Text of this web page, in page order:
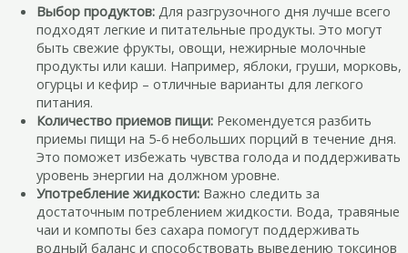
Выбор продуктов: Для разгрузочного дня лучше всего
подходят легкие и питательные продукты. Это могут
быть свежие фрукты, овощи, нежирные молочные
продукты или каши. Например, яблоки, груши, морковь,
огурцы и кефир – отличные варианты для легкого
питания.
Количество приемов пищи: Рекомендуется разбить
приемы пищи на 5-6 небольших порций в течение дня.
Это поможет избежать чувства голода и поддерживать
уровень энергии на должном уровне.
Употребление жидкости: Важно следить за
достаточным потреблением жидкости. Вода, травяные
чаи и компоты без сахара помогут поддерживать
водный баланс и способствовать выведению токсинов